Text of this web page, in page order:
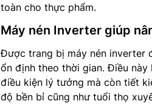
toàn cho thực phẩm.
Máy nén Inverter giúp
Được trang bị máy nén inverter
ổn định theo thời gian. Điều
điều kiện lý tưởng mà còn tiết
độ bền bỉ cũng như tuổi thọ